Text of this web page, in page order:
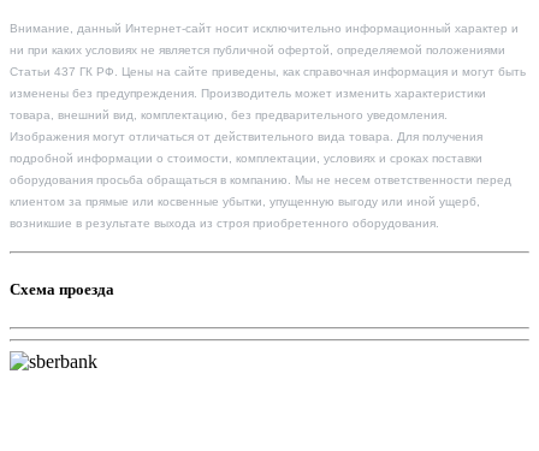
Внимание, данный Интернет-сайт носит исключительно информационный характер и
ни при каких условиях не является публичной офертой, определяемой положениями
Статьи 437 ГК РФ. Цены на сайте приведены, как справочная информация и могут быть
изменены без предупреждения. Производитель может изменить характеристики
товара, внешний вид, комплектацию, без предварительного уведомления.
Изображения могут отличаться от действительного вида товара. Для получения
подробной информации о стоимости, комплектации, условиях и сроках поставки
оборудования просьба обращаться в компанию. Мы не несем ответственности перед
клиентом за прямые или косвенные убытки, упущенную выгоду или иной ущерб,
возникшие в результате выхода из строя приобретенного оборудования.
Схема проезда